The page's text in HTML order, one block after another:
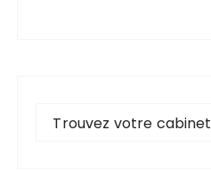
Trouvez votre cabinet